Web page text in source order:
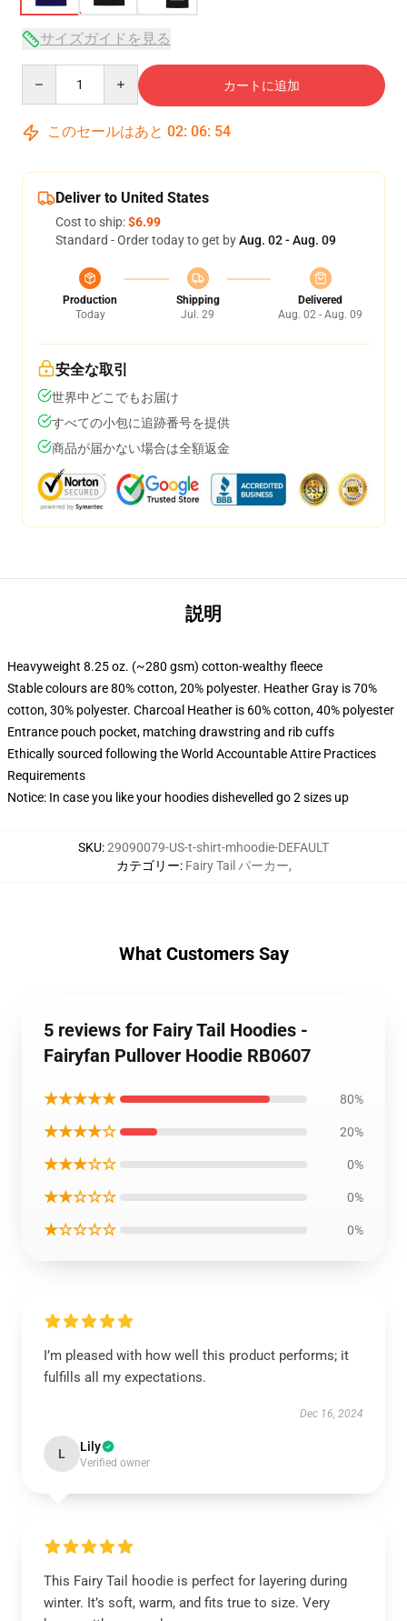
サイズガイドを見る
カートに追加
このセールはあと 02: 06: 53
Deliver to United States
Cost to ship:$6.99
Standard - Order today to get byAug. 02 - Aug. 09
Production
Today
Shipping
Jul. 29
Delivered
Aug. 02 - Aug. 09
安全な取引
世界中どこでもお届け
すべての小包に追跡番号を提供
商品が届かない場合は全額返金
説明
Heavyweight 8.25 oz. (~280 gsm) cotton-wealthy fleece
Stable colours are 80% cotton, 20% polyester. Heather Gray is 70%
cotton, 30% polyester. Charcoal Heather is 60% cotton, 40% polyester
Entrance pouch pocket, matching drawstring and rib cuffs
Ethically sourced following the World Accountable Attire Practices
Requirements
Notice: In case you like your hoodies dishevelled go 2 sizes up
SKU:29090079-US-t-shirt-mhoodie-DEFAULT
カテゴリー: Fairy Tail パーカー,
What Customers Say
5 reviews for Fairy Tail Hoodies -
Fairyfan Pullover Hoodie RB0607
★★★★★ 80%
★★★★☆ 20%
★★★☆☆ 0%
★★☆☆☆ 0%
★☆☆☆☆ 0%
I’m pleased with how well this product performs; it
fulfills all my expectations.
Dec 16, 2024
L Lily
Verified owner
This Fairy Tail hoodie is perfect for layering during
winter. It’s soft, warm, and fits true to size. Very